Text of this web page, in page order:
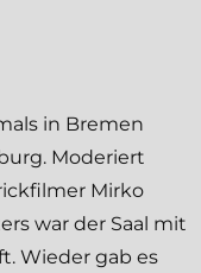
in Bremen
Moderiert
Mirko
war der Saal mit
Wieder gab es